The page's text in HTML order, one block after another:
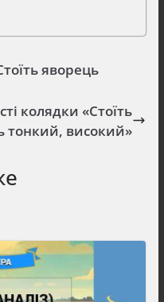
яворець
колядки «Стоїть
тонкий, високий»